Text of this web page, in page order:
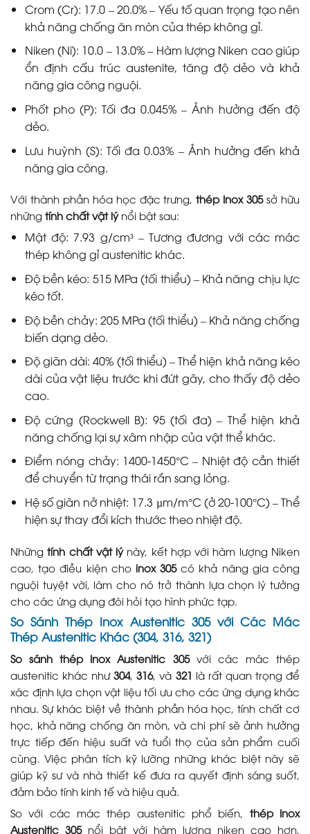
Crom (Cr): 17.0 – 20.0% – Yếu tố quan trọng tạo nên
khả năng chống ăn mòn của thép không gỉ.
Niken (Ni): 10.0 – 13.0% – Hàm lượng Niken cao giúp
ổn định cấu trúc austenite, tăng độ dẻo và khả
năng gia công nguội.
Phốt pho (P): Tối đa 0.045% – Ảnh hưởng đến độ
dẻo.
Lưu huỳnh (S): Tối đa 0.03% – Ảnh hưởng đến khả
năng gia công.
Với thành phần hóa học đặc trưng,thép Inox 305sở hữu
những tính chất vật lýnổi bật sau:
Mật độ: 7.93 g/cm³ – Tương đương với các mác
thép không gỉ austenitic khác.
Độ bền kéo: 515 MPa (tối thiểu) – Khả năng chịu lực
kéo tốt.
Độ bền chảy: 205 MPa (tối thiểu) – Khả năng chống
biến dạng dẻo.
Độ giãn dài: 40% (tối thiểu) – Thể hiện khả năng kéo
dài của vật liệu trước khi đứt gãy, cho thấy độ dẻo
cao.
Độ cứng (Rockwell B): 95 (tối đa) – Thể hiện khả
năng chống lại sự xâm nhập của vật thể khác.
Điểm nóng chảy: 1400-1450°C – Nhiệt độ cần thiết
để chuyển từ trạng thái rắn sang lỏng.
Hệ số giãn nở nhiệt: 17.3 µm/m°C (ở 20-100°C) – Thể
hiện sự thay đổi kích thước theo nhiệt độ.
Nhữngtính chất vật lýnày, kết hợp với hàm lượng Niken
cao, tạo điều kiện cho inox 305có khả năng gia công
nguội tuyệt vời, làm cho nó trở thành lựa chọn lý tưởng
cho các ứng dụng đòi hỏi tạo hình phức tạp.
So Sánh Thép Inox Austenitic 305 với Các Mác
Thép Austenitic Khác (304, 316, 321)
So sánh thép Inox Austenitic 305với các mác thép
austenitic khác như304,316, và 321 là rất quan trọng để
xác định lựa chọn vật liệu tối ưu cho các ứng dụng khác
nhau. Sự khác biệt về thành phần hóa học, tính chất cơ
học, khả năng chống ăn mòn, và chi phí sẽ ảnh hưởng
trực tiếp đến hiệu suất và tuổi thọ của sản phẩm cuối
cùng. Việc phân tích kỹ lưỡng những khác biệt này sẽ
giúp kỹ sư và nhà thiết kế đưa ra quyết định sáng suốt,
đảm bảo tính kinh tế và hiệu quả.
So với các mác thép austenitic phổ biến, thép Inox
Austenitic 305nổi bật với hàm lượng niken cao hơn,